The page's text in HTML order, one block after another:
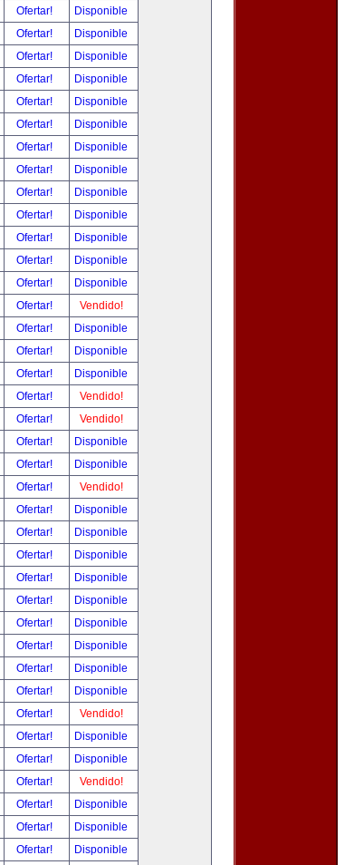
Ofertar!
Disponible
Ofertar!
Disponible
Ofertar!
Disponible
Ofertar!
Disponible
Ofertar!
Disponible
Ofertar!
Disponible
Ofertar!
Disponible
Ofertar!
Disponible
Ofertar!
Disponible
Ofertar!
Disponible
Ofertar!
Disponible
Ofertar!
Disponible
Ofertar!
Disponible
Ofertar!
Vendido!
Ofertar!
Disponible
Ofertar!
Disponible
Ofertar!
Disponible
Ofertar!
Vendido!
Ofertar!
Vendido!
Ofertar!
Disponible
Ofertar!
Disponible
Ofertar!
Vendido!
Ofertar!
Disponible
Ofertar!
Disponible
Ofertar!
Disponible
Ofertar!
Disponible
Ofertar!
Disponible
Ofertar!
Disponible
Ofertar!
Disponible
Ofertar!
Disponible
Ofertar!
Disponible
Ofertar!
Vendido!
Ofertar!
Disponible
Ofertar!
Disponible
Ofertar!
Vendido!
Ofertar!
Disponible
Ofertar!
Disponible
Ofertar!
Disponible